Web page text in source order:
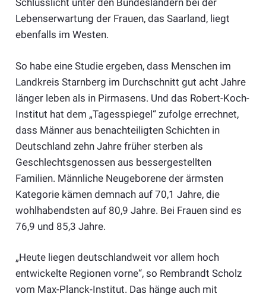
Schlusslicht unter den Bundesländern bei der
Lebenserwartung der Frauen, das Saarland, liegt
ebenfalls im Westen.
So habe eine Studie ergeben, dass Menschen im
Landkreis Starnberg im Durchschnitt gut acht Jahre
länger leben als in Pirmasens. Und das Robert-Koch-
Institut hat dem „Tagesspiegel“ zufolge errechnet,
dass Männer aus benachteiligten Schichten in
Deutschland zehn Jahre früher sterben als
Geschlechtsgenossen aus bessergestellten
Familien. Männliche Neugeborene der ärmsten
Kategorie kämen demnach auf 70,1 Jahre, die
wohlhabendsten auf 80,9 Jahre. Bei Frauen sind es
76,9 und 85,3 Jahre.
„Heute liegen deutschlandweit vor allem hoch
entwickelte Regionen vorne“, so Rembrandt Scholz
vom Max-Planck-Institut. Das hänge auch mit